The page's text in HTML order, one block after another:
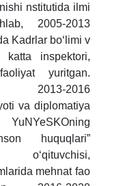
nstitutida ilmi
2005-2013
Kadrlar bo‘limi v
inspektori,
yuritgan.
2016
va diplomatiya
huquqlari”
mehnat fao